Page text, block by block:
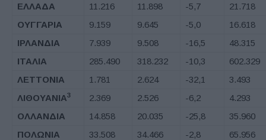
ΕΛΛΑΔΑ
11.216 11.898 -5,7
21.718
ΟΥΓΓΑΡΙΑ
9.159 9.645 -5,0
16.618
ΙΡΛΑΝΔΙΑ
7.939 9.508 -16,5
48.315
ΙΤΑΛΙΑ
285.490 318.232 -10,3
602.329
ΛΕΤΤΟΝΙΑ
1.781 2.624 -32,1
3.493
ΛΙΘΟΥΑΝΙΑ3 2.369 2.526 -6,2
4.293
ΟΛΛΑΝΔΙΑ
14.858 20.035 -25,8
35.960
ΠΟΛΩΝΙΑ
33.508 34.466 -2,8
65.956